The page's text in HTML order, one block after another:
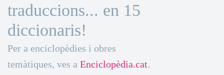
traduccions... en 15
diccionaris!
Per a enciclopèdies i obres
temàtiques, ves a Enciclopèdia.cat.